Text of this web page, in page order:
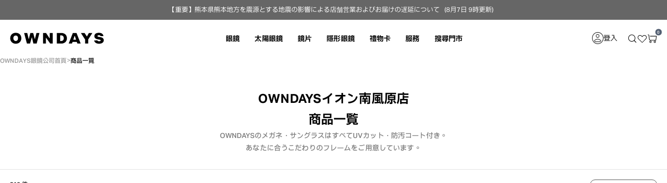
【重要】熊本県熊本地方を震源とする地震の影響による店舗営業およびお届けの遅延について（8月7日 9時更新）
眼鏡 太陽眼鏡 鏡片 隱形眼鏡 禮物卡 服務 搜尋門市 登入
0
OWNDAYS眼鏡公司首頁 商品一覽
OWNDAYSイオン南風原店
商品一覧
OWNDAYSのメガネ・サングラスはすべてUVカット・防汚コート付き。
あなたに合うこだわりのフレームをご用意しています。